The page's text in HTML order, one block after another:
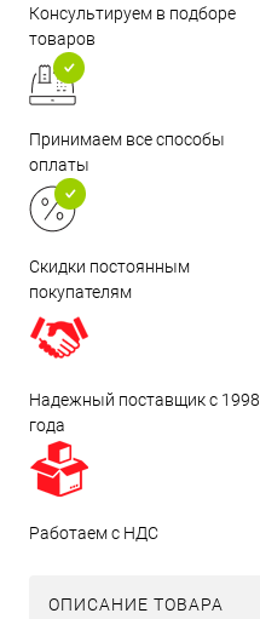
Консультируем в подборе
товаров
Принимаем все способы
оплаты
Скидки постоянным
покупателям
Надежный поставщик с 1998
года
Работаем с НДС
ОПИСАНИЕ ТОВАРА